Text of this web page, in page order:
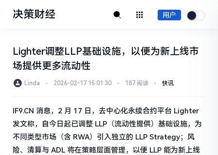
决策财经 用户
Lighter调整LLP基础设施，以便为新上线市
场提供更多流动性
Linda ⋅ 2026-02-17 15:01:30 ⋅ 187 阅读 ⋅ 快讯
IF9.CN 消息，2 月 17 日，去中心化永续合约平台 Lighter
发文称，自今日起已调整 LLP（流动性提供）基础设施，为
不同类型市场（含 RWA）引入独立的 LLP Strategy；风
险、清算与 ADL 将在策略层面管理，以便 LLP 能为新上线